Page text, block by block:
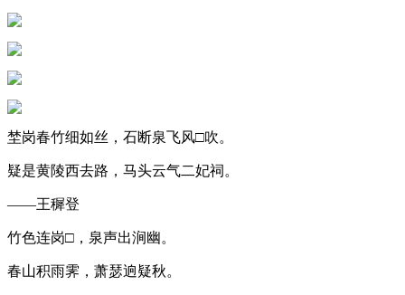
埜岗春竹细如丝，石断泉飞风□吹。
疑是黄陵西去路，马头云气二妃祠。
——王穉登
竹色连岗□，泉声出涧幽。
春山积雨霁，萧瑟逈疑秋。